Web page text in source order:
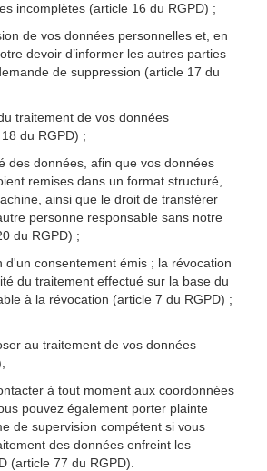
incomplètes (article 16 du RGPD) ;
de vos données personnelles et, en
devoir d’informer les autres parties
de suppression (article 17 du
traitement de vos données
du RGPD) ;
des données, afin que vos données
remises dans un format structuré,
ainsi que le droit de transférer
personne responsable sans notre
du RGPD) ;
d'un consentement émis ; la révocation
du traitement effectué sur la base du
à la révocation (article 7 du RGPD) ;
au traitement de vos données
à tout moment aux coordonnées
pouvez également porter plainte
de supervision compétent si vous
des données enfreint les
(article 77 du RGPD).